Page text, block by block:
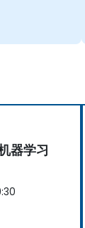
器学习